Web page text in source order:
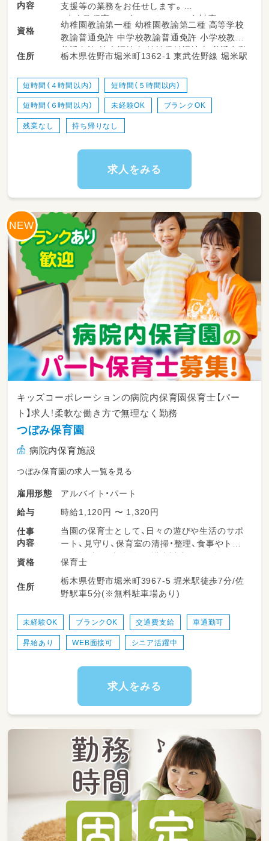
内容
支援等の業務をお任せします。
・少人数保育で１名につき２～３名対応
・持ち帰り仕事、残業ナシ！子育て中のスタッフ
も多数活躍中！
・送迎業務あり（ＡＴ可）
一環として取り組みをしています。
・ワークバランスを重視した運営をしていま
す。
資格
幼稚園教諭第一種 幼稚園教諭第二種 高等学校
教諭普通免許 中学校教諭普通免許 小学校教諭
普通免許 社会福祉士 精神保健福祉士 普通自動
車運転免許
住所 栃木県佐野市堀米町1362-1 東武佐野線 堀米駅
短時間（４時間以内） 短時間（５時間以内）
短時間（６時間以内） 未経験OK ブランクOK
残業なし 持ち帰りなし
求人をみる
キッズコーポレーションの病院内保育園保育士【パー
ト】求人！柔軟な働き方で無理なく勤務
つぼみ保育園
病院内保育施設
つぼみ保育園の求人一覧を見る
雇用形態
アルバイト・パート
給与
時給1,120円 〜 1,320円
仕事
内容
当園の保育士として、日々の遊びや生活のサポ
ート、見守り、保育室の清掃・整理、食事やトイ
レの援助、行事準備、保護者対応などを担いま
す。柔軟な保育環境の中で、子どもたち一人ひ
とりにしっかり向き合える時間が多くありま
す。勤務日数や時間は相談可能で、ライフスタ
＜スケジュール例＞
・07:00～登園
・11:00～昼食
・12:30～午睡(事務作業/ブレスチェック/休憩)
・17:00～降園
資格 保育士
住所
栃木県佐野市堀米町3967-5 堀米駅徒歩7分/佐
野駅車5分(※無料駐車場あり)
未経験OK ブランクOK 交通費支給 車通勤可
昇給あり WEB面接可 シニア活躍中
求人をみる